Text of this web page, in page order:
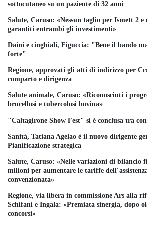
sottocutaneo su un paziente di 32 anni
Salute, Caruso: «Nessun taglio per Ismett 2 e
garantiti entrambi gli investimenti»
Daini e cinghiali, Figuccia: "Bene il bando
forte"
Regione, approvati gli atti di indirizzo per
comparto e dirigenza
Salute animale, Caruso: «Riconosciuti i
brucellosi e tubercolosi bovina»
"Caltagirone Show Fest" si è conclusa tra
Sanità, Tatiana Agelao è il nuovo dirigente
Pianificazione strategica
Salute, Caruso: «Nelle variazioni di bilancio
milioni per aumentare le tariffe
convenzionata»
Regione, via libera in commissione Ars alla
Schifani e Ingala: «Premiata sinergia, dopo
concorsi»